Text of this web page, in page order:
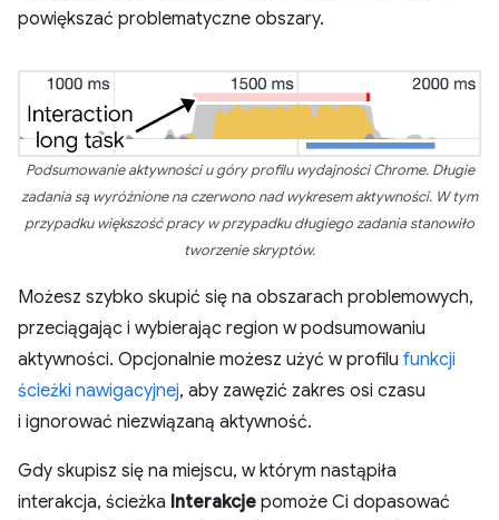
powiększać problematyczne obszary.
Podsumowanie aktywności u góry profilu wydajności Chrome. Długie
zadania są wyróżnione na czerwono nad wykresem aktywności. W tym
przypadku większość pracy w przypadku długiego zadania stanowiło
tworzenie skryptów.
Możesz szybko skupić się na obszarach problemowych,
przeciągając i wybierając region w podsumowaniu
aktywności. Opcjonalnie możesz użyć w profilu funkcji
ścieżki nawigacyjnej, aby zawęzić zakres osi czasu
i ignorować niezwiązaną aktywność.
Gdy skupisz się na miejscu, w którym nastąpiła
interakcja, ścieżka Interakcje pomoże Ci dopasować